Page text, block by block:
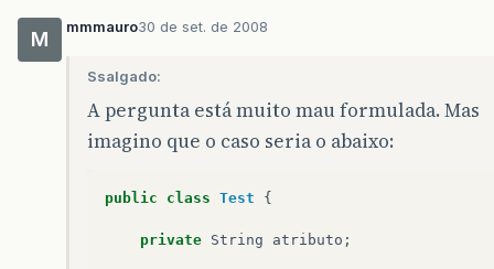
M
mmmauro30 de set. de 2008
Ssalgado:
A pergunta está muito mau formulada. Mas
imagino que o caso seria o abaixo:
public class Test {
private String atributo ;